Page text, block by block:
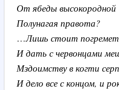
От ябеды высокородной
Полунагая правота?
…Лишь стоит
И дать с червонцами
Мздоимству в когти
И дело все с концом, и